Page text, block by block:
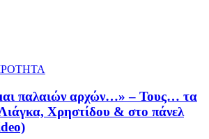
παλαιών αρχών…» – Τους… τα
Χρηστίδου & στο πάνελ